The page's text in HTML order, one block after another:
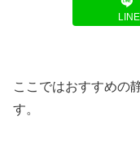
LINE
ここではおすすめの
す。